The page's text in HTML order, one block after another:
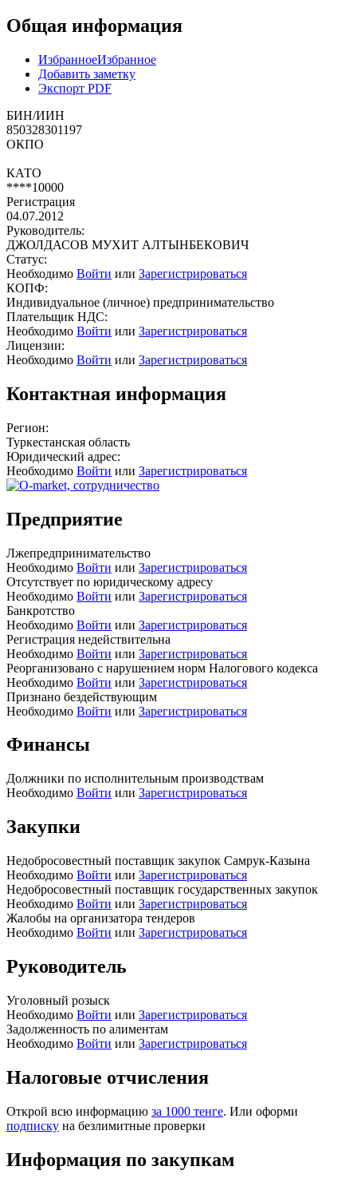
Общая информация
ИзбранноеИзбранное
Добавить заметку
Экспорт PDF
БИН/ИИН
850328301197
ОКПО
КАТО
****10000
Регистрация
04.07.2012
Руководитель:
ДЖОЛДАСОВ МУХИТ АЛТЫНБЕКОВИЧ
Статус:
Необходимо Войти или Зарегистрироваться
КОПФ:
Индивидуальное (личное) предпринимательство
Плательщик НДС:
Необходимо Войти или Зарегистрироваться
Лицензии:
Необходимо Войти или Зарегистрироваться
Контактная информация
Регион:
Туркестанская область
Юридический адрес:
Необходимо Войти или Зарегистрироваться
Предприятие
Лжепредпринимательство
Необходимо Войти или Зарегистрироваться
Отсутствует по юридическому адресу
Необходимо Войти или Зарегистрироваться
Банкротство
Необходимо Войти или Зарегистрироваться
Регистрация недействительна
Необходимо Войти или Зарегистрироваться
Реорганизовано с нарушением норм Налогового кодекса
Необходимо Войти или Зарегистрироваться
Признано бездействующим
Необходимо Войти или Зарегистрироваться
Финансы
Должники по исполнительным производствам
Необходимо Войти или Зарегистрироваться
Закупки
Недобросовестный поставщик закупок Самрук-Казына
Необходимо Войти или Зарегистрироваться
Недобросовестный поставщик государственных закупок
Необходимо Войти или Зарегистрироваться
Жалобы на организатора тендеров
Необходимо Войти или Зарегистрироваться
Руководитель
Уголовный розыск
Необходимо Войти или Зарегистрироваться
Задолженность по алиментам
Необходимо Войти или Зарегистрироваться
Налоговые отчисления
Открой всю информацию за 1000 тенге. Или оформи
подписку на безлимитные проверки
Информация по закупкам